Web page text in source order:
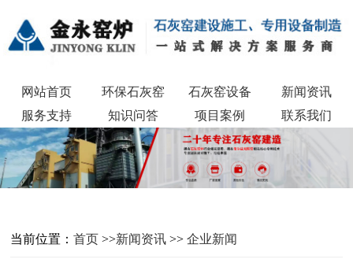
网站首页 环保石灰窑 石灰窑设备
新闻资讯
服务支持
知识问答 项目案例 联系我们
当前位置：首页 >>新闻资讯 >>企业新闻